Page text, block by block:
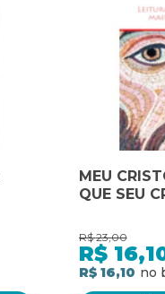
MEU
QUE SEU
R$ 23,00
R$
R$ 16,10